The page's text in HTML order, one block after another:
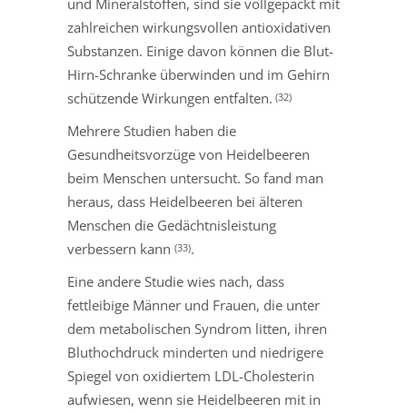
und Mineralstoffen, sind sie vollgepackt mit
zahlreichen wirkungsvollen antioxidativen
Substanzen. Einige davon können die Blut-
Hirn-Schranke überwinden und im Gehirn
schützende Wirkungen entfalten. (32)
Mehrere Studien haben die
Gesundheitsvorzüge von Heidelbeeren
beim Menschen untersucht. So fand man
heraus, dass Heidelbeeren bei älteren
Menschen die Gedächtnisleistung
verbessern kann (33).
Eine andere Studie wies nach, dass
fettleibige Männer und Frauen, die unter
dem metabolischen Syndrom litten, ihren
Bluthochdruck minderten und niedrigere
Spiegel von oxidiertem LDL-Cholesterin
aufwiesen, wenn sie Heidelbeeren mit in